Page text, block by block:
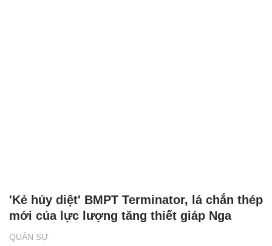
QUÂN SỰ
'Kẻ hủy diệt' BMPT Terminator, lá chắn thép
mới của lực lượng tăng thiết giáp Nga